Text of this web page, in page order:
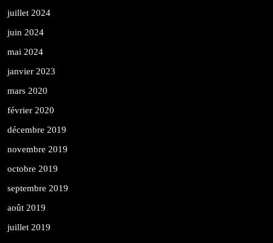
juillet 2024
juin 2024
mai 2024
janvier 2023
mars 2020
février 2020
décembre 2019
novembre 2019
octobre 2019
septembre 2019
août 2019
juillet 2019